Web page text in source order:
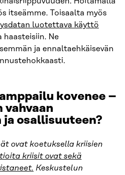
itseämme. Toisaalta myös
luotettava käyttö
Ne
ja ennaltaehkäisevän
kovenee –
vahvaan
osallisuuteen?
ovat koetuksella kriisien
kriisit ovat sekä
Keskustelun